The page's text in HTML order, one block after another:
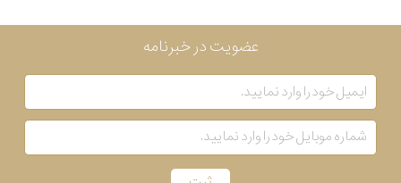
عضویت در خبرنامه